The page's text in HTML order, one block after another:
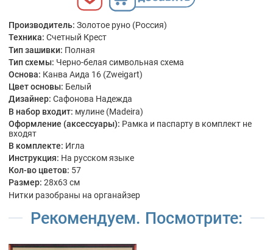
Производитель: Золотое руно (Россия)
Техника: Счетный Крест
Тип зашивки: Полная
Тип схемы: Черно-белая символьная схема
Основа: Канва Аида 16 (Zweigart)
Цвет основы: Белый
Дизайнер: Сафонова Надежда
В набор входит: мулине (Madeira)
Оформление (аксессуары): Рамка и паспарту в комплект не
входят
В комплекте: Игла
Инструкция: На русском языке
Кол-во цветов: 57
Размер: 28x63 см
Нитки разобраны на органайзер
Рекомендуем. Посмотрите: